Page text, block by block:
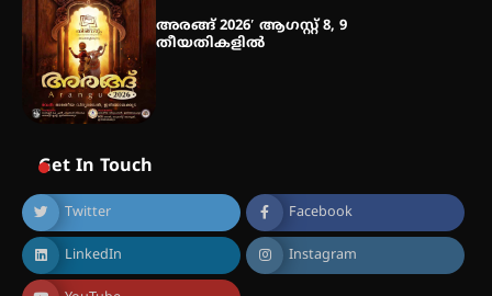
അരങ്ങ് 2026′ ആഗസ്റ്റ് 8, 9
തീയതികളിൽ
Get In Touch
Twitter Facebook
LinkedIn Instagram